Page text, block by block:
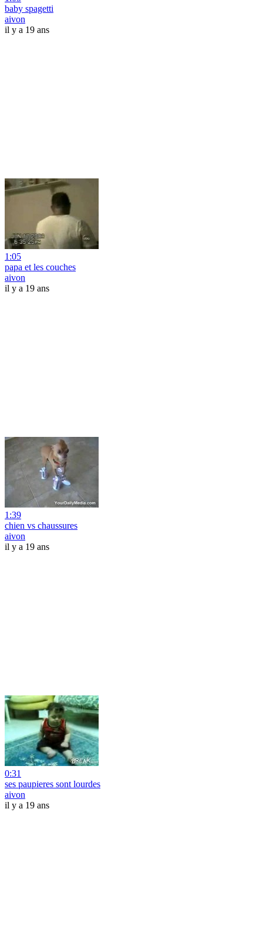
baby spagetti
aivon
il y a 19 ans
1:05
papa et les couches
aivon
il y a 19 ans
1:39
chien vs chaussures
aivon
il y a 19 ans
0:31
ses paupieres sont lourdes
aivon
il y a 19 ans